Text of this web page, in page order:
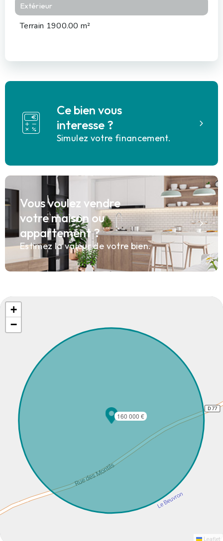
Extérieur
Terrain 1900.00 m²
Ce bien vous
interesse ?
Simulez votre financement.
Vous voulez vendre
votre maison ou
appartement ?
Estimez la valeur de votre bien.
160 000 €
+
−
Leaflet